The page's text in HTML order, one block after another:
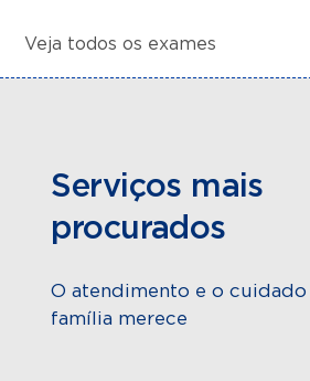
Veja todos os exames
Serviços mais
procurados
O atendimento e o cuidado
família merece